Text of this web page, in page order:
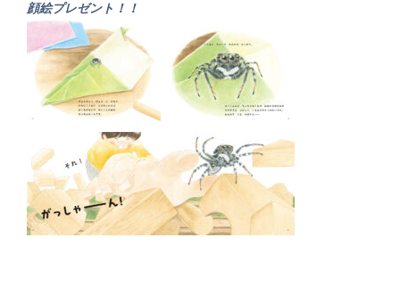
顔絵プレゼント！！